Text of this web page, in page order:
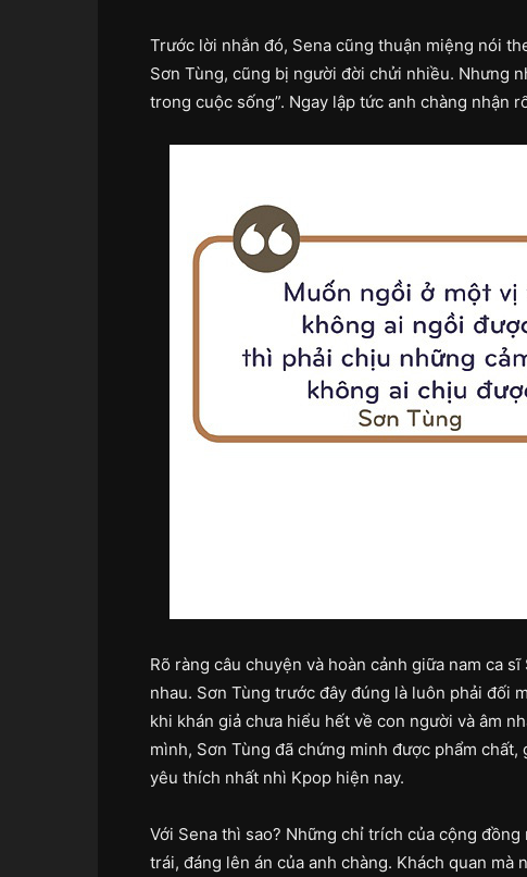
Trước lời nhắn đó, Sena cũng thuận miệng nói
Sơn Tùng, cũng bị người đời chửi nhiều. Nhưng
trong cuộc sống”. Ngay lập tức anh chàng nhận
Rõ ràng câu chuyện và hoàn cảnh giữa nam ca
nhau. Sơn Tùng trước đây đúng là luôn phải đối
khi khán giả chưa hiểu hết về con người và âm
mình, Sơn Tùng đã chứng minh được phẩm
yêu thích nhất nhì Kpop hiện nay.
Với Sena thì sao? Những chỉ trích của cộng
trái, đáng lên án của anh chàng. Khách quan